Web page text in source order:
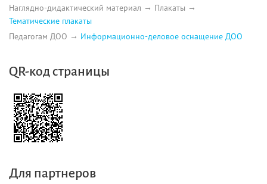
Наглядно-дидактический материал
Плакаты
Тематические плакаты
Педагогам ДОО
Информационно-деловое оснащение ДОО
QR-код страницы
Для партнеров